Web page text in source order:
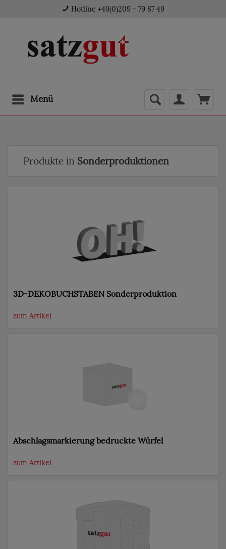
Hotline +49(0)209 - 79 87 49
Menü
Produkte in Sonderproduktionen
3D-DEKOBUCHSTABEN Sonderproduktion
zum Artikel
Abschlagsmarkierung bedruckte Würfel
zum Artikel